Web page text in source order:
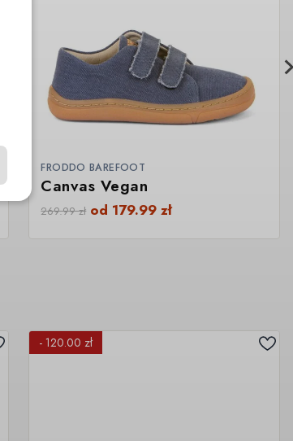
FRODDO BAREFOOT
Canvas Vegan
269.99zł od 179.99zł
- 120.00 zł